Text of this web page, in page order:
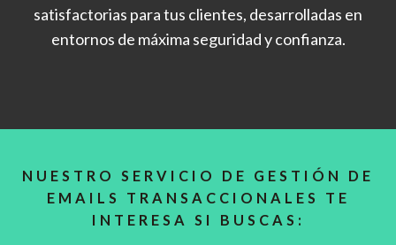
satisfactorias para tus clientes, desarrolladas en
entornos de máxima seguridad y confianza.
NUESTRO SERVICIO DE GESTIÓN DE
EMAILS TRANSACCIONALES TE
INTERESA SI BUSCAS: